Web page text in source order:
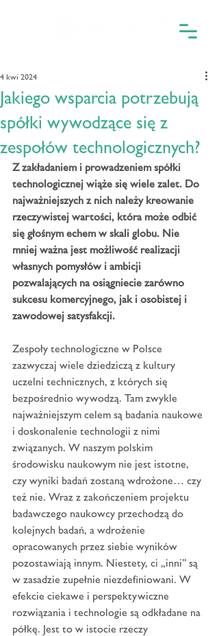
Jakiego wsparcia potrzebują
spółki wywodzące się z
zespołów technologicznych?
4 kwi 2024
Z zakładaniem i prowadzeniem spółki
technologicznej wiąże się wiele zalet. Do
najważniejszych z nich należy kreowanie
rzeczywistej wartości, która może odbić
się głośnym echem w skali globu. Nie
mniej ważna jest możliwość realizacji
własnych pomysłów i ambicji
pozwalających na osiągniecie zarówno
sukcesu komercyjnego, jak i osobistej i
zawodowej satysfakcji.
Zespoły technologiczne w Polsce
zazwyczaj wiele dziedziczą z kultury
uczelni technicznych, z których się
bezpośrednio wywodzą. Tam zwykle
najważniejszym celem są badania naukowe
i doskonalenie technologii z nimi
związanych. W naszym polskim
środowisku naukowym nie jest istotne,
czy wyniki badań zostaną wdrożone… czy
też nie. Wraz z zakończeniem projektu
badawczego naukowcy przechodzą do
kolejnych badań, a wdrożenie
opracowanych przez siebie wyników
pozostawiają innym. Niestety, ci „inni” są
w zasadzie zupełnie niezdefiniowani. W
efekcie ciekawe i perspektywiczne
rozwiązania i technologie są odkładane na
półkę. Jest to w istocie rzeczy